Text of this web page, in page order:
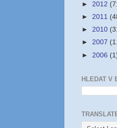
► 2012
► 2011
► 2010
► 2007
► 2006
HLEDAT V